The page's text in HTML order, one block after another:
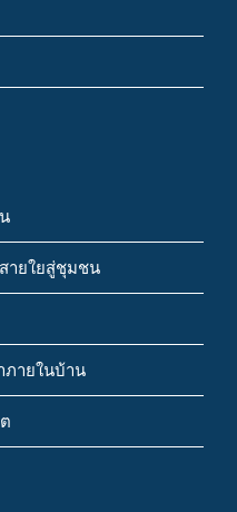
ายใยสู่ชุมชน
ภายในบ้าน